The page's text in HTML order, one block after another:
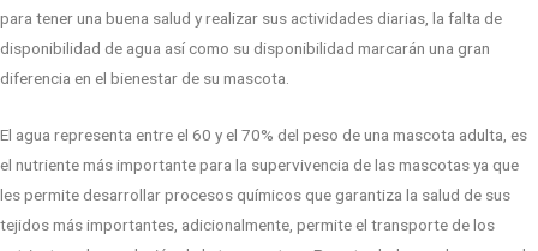
para tener una buena salud y realizar sus actividades diarias, la falta de
disponibilidad de agua así como su disponibilidad marcarán una gran
diferencia en el bienestar de su mascota.
El agua representa entre el 60 y el 70% del peso de una mascota adulta, es
el nutriente más importante para la supervivencia de las mascotas ya que
les permite desarrollar procesos químicos que garantiza la salud de sus
tejidos más importantes, adicionalmente, permite el transporte de los